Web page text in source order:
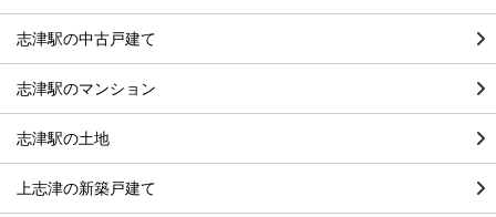
志津駅の中古戸建て
志津駅のマンション
志津駅の土地
上志津の新築戸建て